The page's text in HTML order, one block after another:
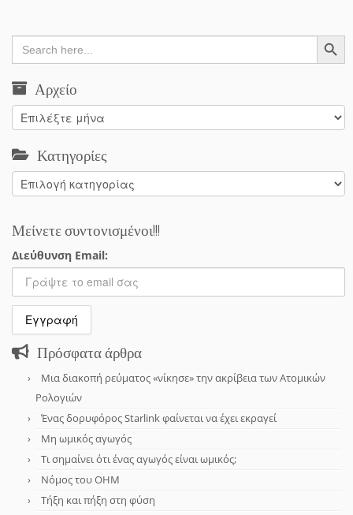
Search
for:
Search Button
Αρχείο
Αρχείο
Κατηγορίες
Κατηγορίες
Μείνετε συντονισμένοι!!!
Διεύθυνση Email:
Πρόσφατα άρθρα
Μια διακοπή ρεύματος «νίκησε» την ακρίβεια των Ατομικών
Ρολογιών
Ένας δορυφόρος Starlink φαίνεται να έχει εκραγεί
Μη ωμικός αγωγός
Τι σημαίνει ότι ένας αγωγός είναι ωμικός;
Νόμος του OHM
Τήξη και πήξη στη φύση